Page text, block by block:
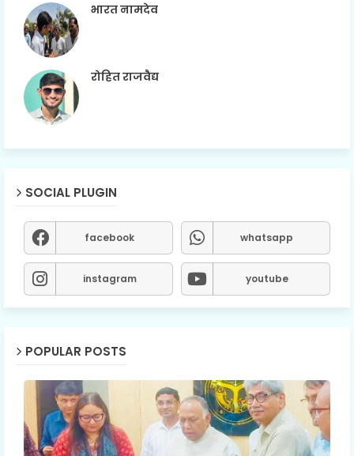
भारत नामदेव
रोहित राजवैद्य
SOCIAL PLUGIN
facebook whatsapp
instagram youtube
POPULAR POSTS